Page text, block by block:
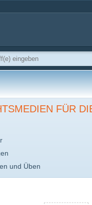
FÜR
und Üben